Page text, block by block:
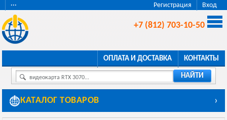
Регистрация Вход
···
+7 (812) 703-10-50
ОПЛАТА И ДОСТАВКА КОНТАКТЫ
видеокарта RTX 3070... НАЙТИ
КАТАЛОГ ТОВАРОВ ›